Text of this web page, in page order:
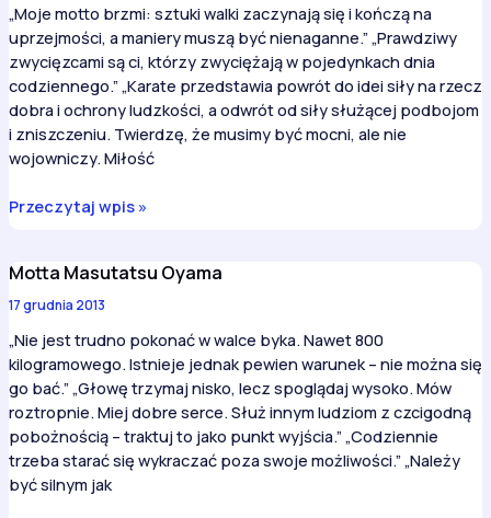
„Moje motto brzmi: sztuki walki zaczynają się i kończą na
uprzejmości, a maniery muszą być nienaganne.” „Prawdziwy
zwycięzcami są ci, którzy zwyciężają w pojedynkach dnia
codziennego.” „Karate przedstawia powrót do idei siły na rzecz
dobra i ochrony ludzkości, a odwrót od siły służącej podbojom
i zniszczeniu. Twierdzę, że musimy być mocni, ale nie
wojowniczy. Miłość
Złote
Przeczytaj wpis »
Motta Masutatsu Oyama
17 grudnia 2013
„Nie jest trudno pokonać w walce byka. Nawet 800
kilogramowego. Istnieje jednak pewien warunek – nie można się
go bać.” „Głowę trzymaj nisko, lecz spoglądaj wysoko. Mów
roztropnie. Miej dobre serce. Służ innym ludziom z czcigodną
pobożnością – traktuj to jako punkt wyjścia.” „Codziennie
trzeba starać się wykraczać poza swoje możliwości.” „Należy
być silnym jak